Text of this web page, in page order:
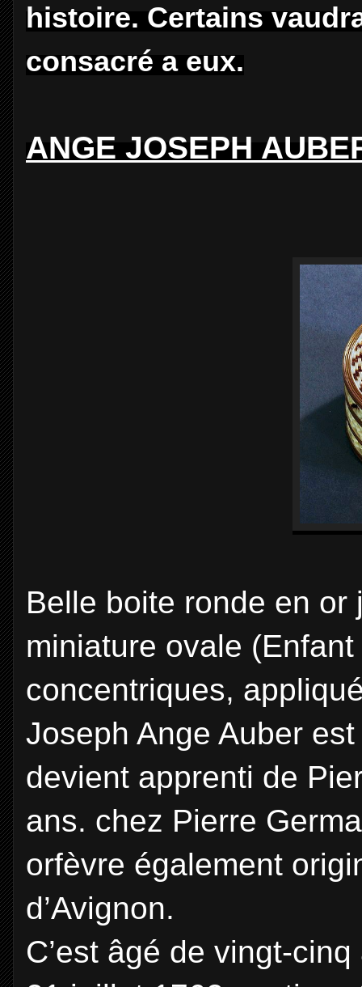
histoire. Certains
consacré a eux.
ANGE JOSEPH
Belle boite ronde en
miniature ovale
concentriques,
Joseph Ange Auber
devient apprenti de
ans. chez Pierre
orfèvre également
d’Avignon.
C’est âgé de vingt-